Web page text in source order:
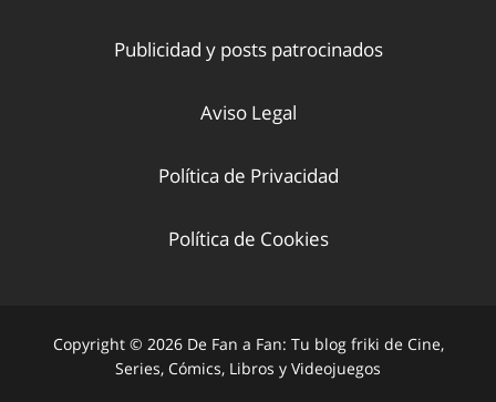
Publicidad y posts patrocinados
Aviso Legal
Política de Privacidad
Política de Cookies
Copyright © 2026 De Fan a Fan: Tu blog friki de Cine,
Series, Cómics, Libros y Videojuegos